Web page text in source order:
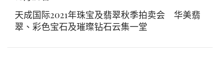
天成国际2021年珠宝及翡翠秋季拍卖会 华美翡
翠、彩色宝石及璀璨钻石云集一堂